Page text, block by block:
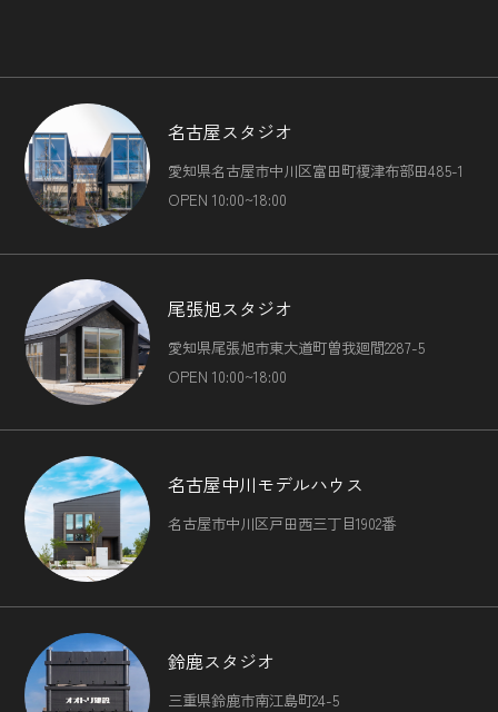
名古屋スタジオ
愛知県名古屋市中川区富田町榎津布部田485-1
OPEN 10:00~18:00
尾張旭スタジオ
愛知県尾張旭市東大道町曽我廻間2287-5
OPEN 10:00~18:00
名古屋中川モデルハウス
名古屋市中川区戸田西三丁目1902番
鈴鹿スタジオ
三重県鈴鹿市南江島町24-5